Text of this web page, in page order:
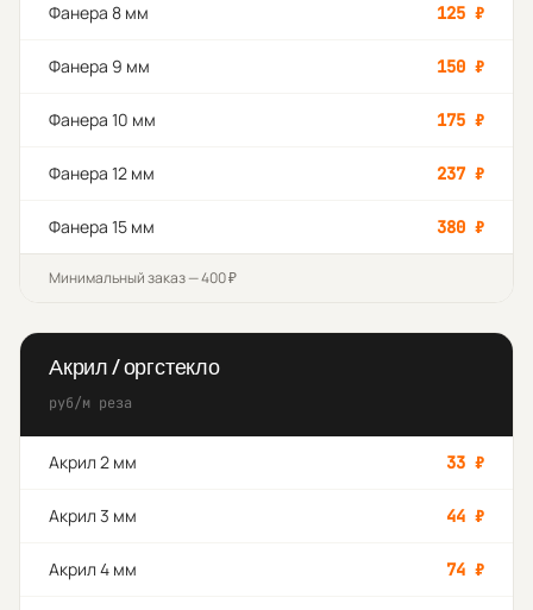
Фанера 8 мм 125 ₽
Фанера 9 мм 150 ₽
Фанера 10 мм 175 ₽
Фанера 12 мм 237₽
Фанера 15 мм 380 ₽
Минимальный заказ — 400 ₽
Акрил / оргстекло
руб/м реза
Акрил 2 мм 33 ₽
Акрил 3 мм 44 ₽
Акрил 4 мм 74 ₽